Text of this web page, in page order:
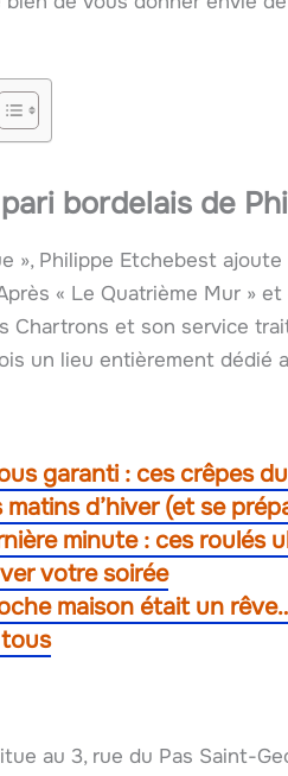
bordelais de
», Philippe Etchebest
« Le Quatrième Mur » et
Chartrons et son service
un lieu entièrement dédié
garanti : ces crêpes
matins d’hiver (et se
minute : ces roulés
votre soirée
maison était un
au 3, rue du Pas Saint-